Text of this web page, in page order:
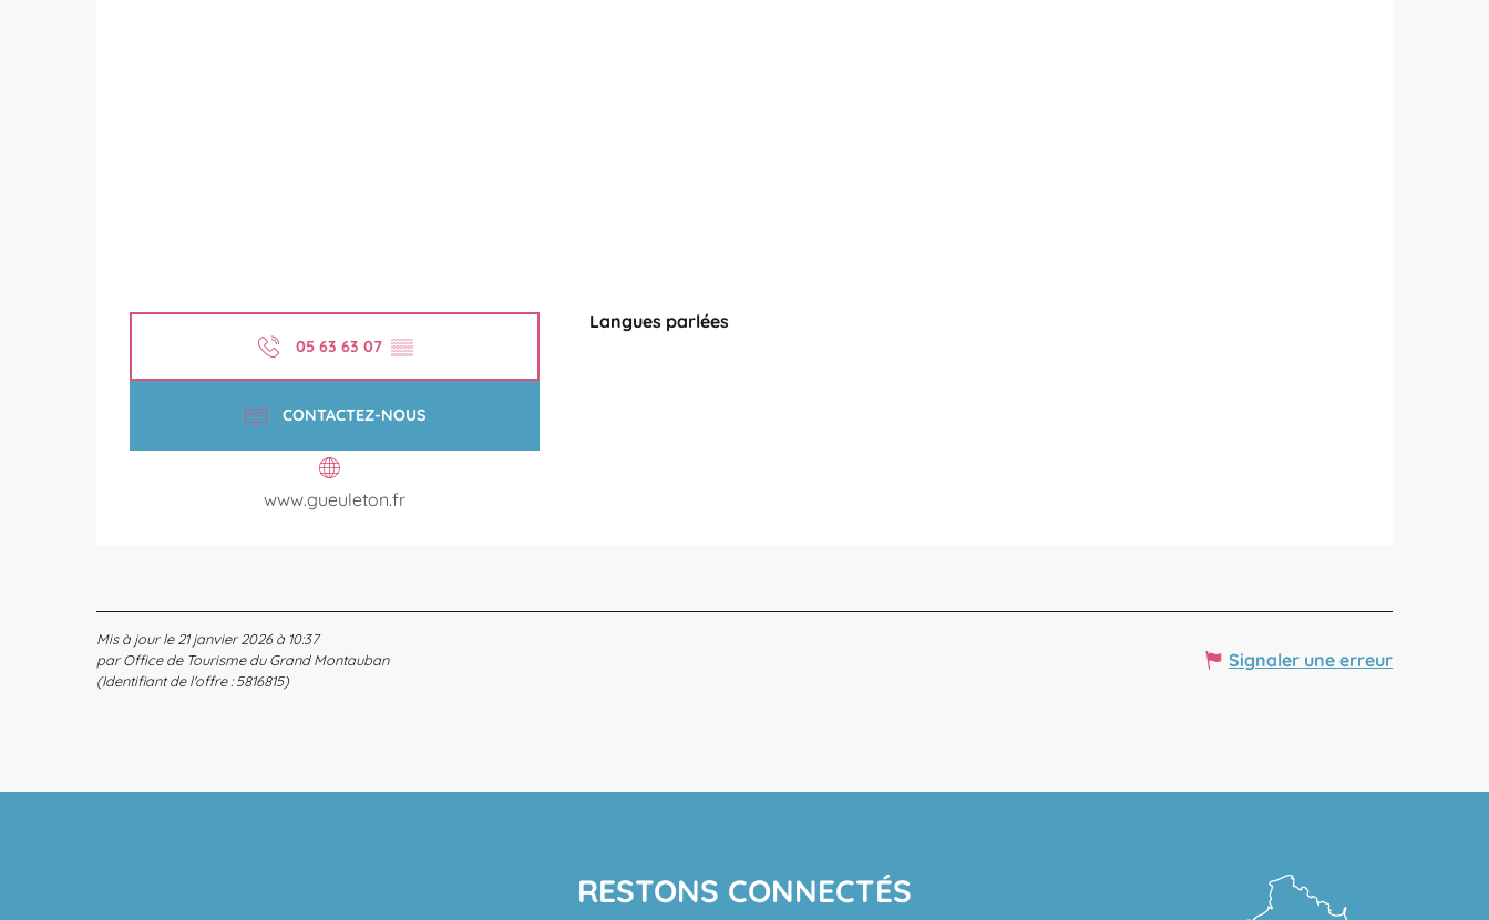
05 63 63 07 ▒▒
CONTACTEZ-NOUS
www.gueuleton.fr
Langues parlées
Langues parlées
Mis à jour le 21 janvier 2026 à 10:37
par Office de Tourisme du Grand Montauban
(Identifiant de l'offre :5816815)
Signaler une erreur
RESTONS CONNECTÉS